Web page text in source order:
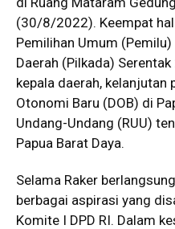
(30/8/2022). Keempat
Pemilihan Umum
Daerah (Pilkada)
kepala daerah, kelanjutan
Otonomi Baru (DOB) di
Undang-Undang (RUU)
Papua Barat Daya.
Selama Raker
berbagai aspirasi yang
Komite I DPD RI. Dalam